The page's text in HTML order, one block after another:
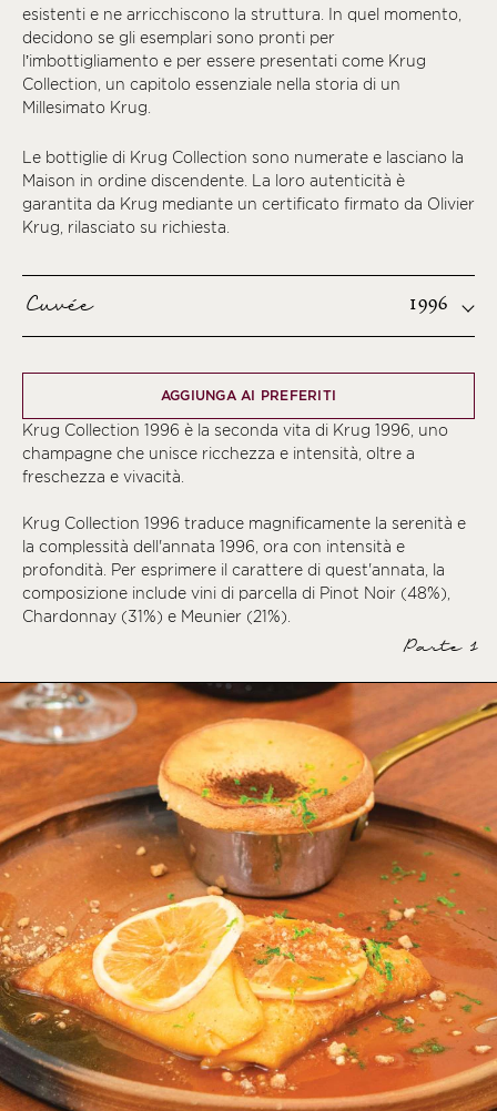
esistenti e ne arricchiscono la struttura. In quel momento,
decidono se gli esemplari sono pronti per
l’imbottigliamento e per essere presentati come Krug
Collection, un capitolo essenziale nella storia di un
Millesimato Krug.
Le bottiglie di Krug Collection sono numerate e lasciano la
Maison in ordine discendente. La loro autenticità è
garantita da Krug mediante un certificato firmato da Olivier
Krug, rilasciato su richiesta.
Cuvée 1996
AGGIUNGA AI PREFERITI
Krug Collection 1996 è la seconda vita di Krug 1996, uno
champagne che unisce ricchezza e intensità, oltre a
freschezza e vivacità.
Krug Collection 1996 traduce magnificamente la serenità e
la complessità dell'annata 1996, ora con intensità e
profondità. Per esprimere il carattere di quest'annata, la
composizione include vini di parcella di Pinot Noir (48%),
Chardonnay (31%) e Meunier (21%).
Parte 1